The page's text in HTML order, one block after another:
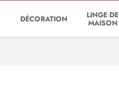
DÉCORATION
LINGE DE
MAISON